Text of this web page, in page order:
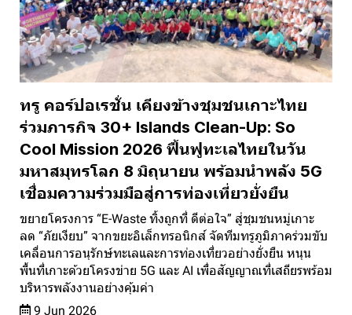
ทรู คอร์ปอเรชั่น เคียงข้างชุมชนเกาะไทย
ร่วมภารกิจ 30+ Islands Clean-Up: So
Cool Mission 2026 ฟื้นฟูทะเลไทยในวัน
มหาสมุทรโลก 8 มิถุนายน พร้อมนำพลัง 5G
เชื่อมความร่วมมือสู่การท่องเที่ยวยั่งยืน
ขยายโครงการ “E-Waste ทิ้งถูกที่ ดีต่อใจ” สู่ชุมชนหมู่เกาะ
ลด “ภัยเงียบ” จากขยะอิเล็กทรอนิกส์ จัดทีมทรูภูมิภาคร่วมขับ
เคลื่อนการอนุรักษ์ทะเลและการท่องเที่ยวอย่างยั่งยืน หนุน
พื้นที่เกาะด้วยโครงข่าย 5G และ AI เพื่อสัญญาณที่เสถียรพร้อม
บริหารพลังงานอย่างคุ้มค่า
9 Jun 2026